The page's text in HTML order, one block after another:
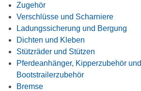
Zugehör
Verschlüsse und Scharniere
Ladungssicherung und Bergung
Dichten und Kleben
Stützräder und Stützen
Pferdeanhänger, Kipperzubehör und
Bootstrailerzubehör
Bremse